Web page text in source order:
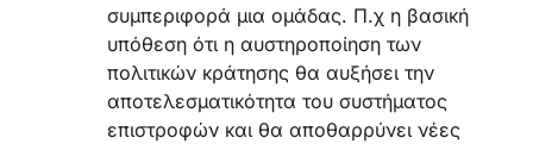
συμπεριφορά μια ομάδας. Π.χ η βασική
υπόθεση ότι η αυστηροποίηση των
πολιτικών κράτησης θα αυξήσει την
αποτελεσματικότητα του συστήματος
επιστροφών και θα αποθαρρύνει νέες